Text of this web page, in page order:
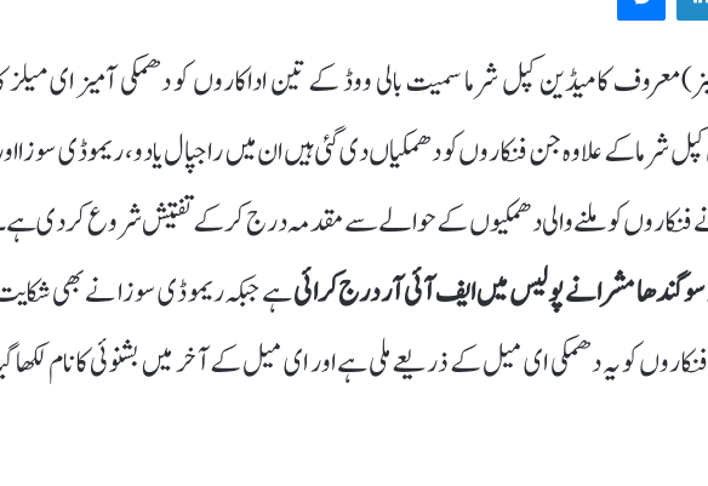
کامیڈین کپل شرما سمیت بالی ووڈ کے تین اداکاروں کو دھمکی آمیز ای میلز
شرما کے علاوہ جن فنکاروں کو دھمکیاں دی گئی ہیں ان میں راجپال یادو، ریمو ڈی سوزا
فنکاروں کو ملنے والی دھمکیوں کے حوالے سے مقدمہ درج کر کے تفتیش شروع کر دی
سوگندھا مشرا نے پولیس میں ایف آئی آر درج کرائیہے جبکہ ریمو ڈی سوزا نے بھی
کو یہ دھمکی ای میل کے ذریعے ملی ہے اور ای میل کے آخر میں بشنوئی کا نام لکھا